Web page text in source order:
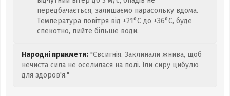
передбачається, залишаємо парасольку вдома.
Температура повітря від +21°C до +36°C, буде
спекотно, пийте більше води.
Народні прикмети: "Євсигнія. Заклинали жнива, щоб
нечиста сила не оселилася на полі. Їли сиру цибулю
для здоров'я."